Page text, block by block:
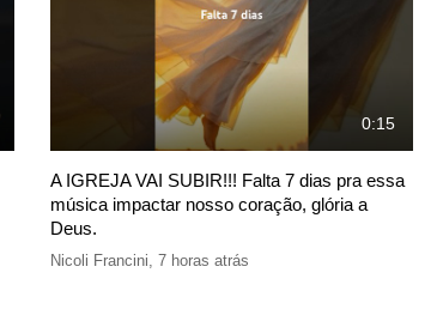
0:15
A IGREJA VAI SUBIR!!! Falta 7 dias pra essa
música impactar nosso coração, glória a
Deus.
Nicoli Francini 7 horas atrás